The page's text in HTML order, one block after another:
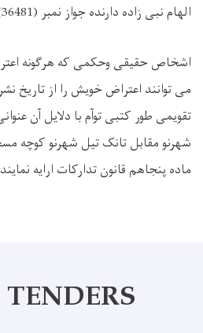
الهام نبی زاده دارنده جواز نمبر (36481) عقد قرارداد می نماید.
اشخاص حقیقی وحکمی که هرگونه
می توانند اعتراض خویش را از تاریخ
تقویمی طور کتبی توآم با دلایل آن
شهرنو مقابل تانک تیل شهرنو کوچه
ماده پنجاهم قانون تدارکات ارایه